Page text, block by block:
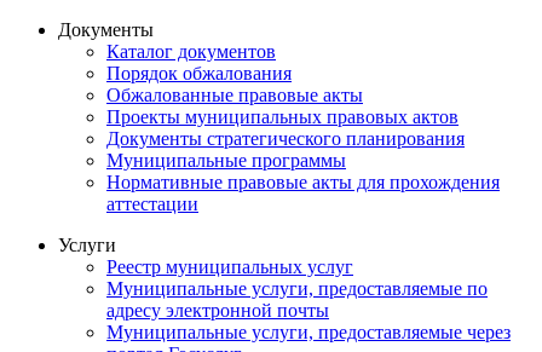
Документы
Каталог документов
Порядок обжалования
Обжалованные правовые акты
Проекты муниципальных правовых актов
Документы стратегического планирования
Муниципальные программы
Нормативные правовые акты для прохождения
аттестации
Услуги
Реестр муниципальных услуг
Муниципальные услуги, предоставляемые по
адресу электронной почты
Муниципальные услуги, предоставляемые через